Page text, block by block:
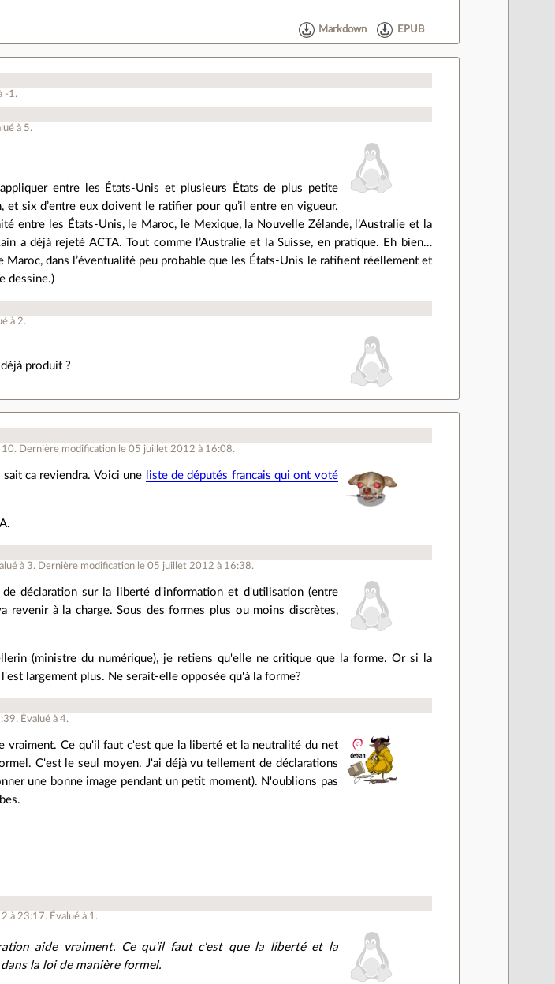
Markdown EPUB
-1 .
à 5.
entre les États-Unis et plusieurs États de plus petite
six d’entre eux doivent le ratifier pour qu’il entre en vigueur.
entre les États-Unis, le Maroc, le Mexique, la Nouvelle Zélande, l’Australie et la
a déjà rejeté ACTA. Tout comme l’Australie et la Suisse, en pratique. Eh bien…
dans l’éventualité peu probable que les États-Unis le ratifient réellement et
dessine.)
à 2.
produit ?
10. Dernière modification le 05 juillet 2012 à 16:08.
ca reviendra. Voici une
liste de députés francais qui ont voté
à 3. Dernière modification le 05 juillet 2012 à 16:38.
déclaration sur la liberté d'information et d'utilisation (entre
revenir à la charge. Sous des formes plus ou moins discrètes,
(ministre du numérique), je retiens qu'elle ne critique que la forme. Or si la
largement plus. Ne serait-elle opposée qu'à la forme?
. Évalué à4.
vraiment. Ce qu'il faut c'est que la liberté et la neutralité du net
C'est le seul moyen. J'ai déjà vu tellement de déclarations
une bonne image pendant un petit moment). N'oublions pas
à 23:17. Évalué à 1 .
aide vraiment. Ce qu'il faut c'est que la liberté et la
la loi de manière formel.